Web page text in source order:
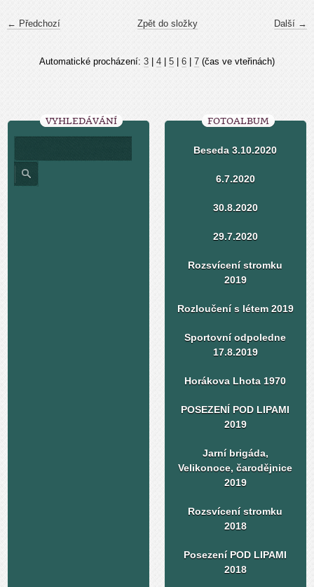
← Předchozí Další →
Zpět do složky
Automatické procházení: 3 4 5 6 7 (čas ve vteřinách)
VYHLEDÁVÁNÍ FOTOALBUM
Beseda 3.10.2020
6.7.2020
30.8.2020
29.7.2020
Rozsvícení stromku
2019
Rozloučení s létem 2019
Sportovní odpoledne
17.8.2019
Horákova Lhota 1970
POSEZENÍ POD LIPAMI
2019
Jarní brigáda,
Velikonoce, čarodějnice
2019
Rozsvícení stromku
2018
Posezení POD LIPAMI
2018